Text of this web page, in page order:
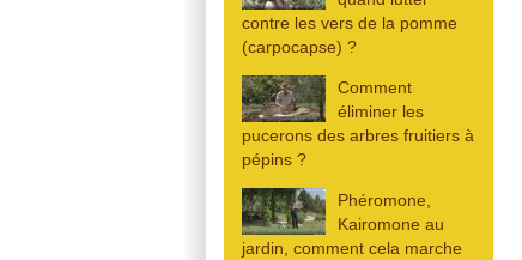
contre les vers de la pomme
(carpocapse) ?
Comment
éliminer les
pucerons des arbres fruitiers à
pépins ?
Phéromone,
Kairomone au
jardin, comment cela marche